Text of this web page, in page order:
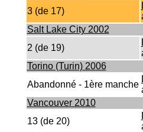
3 (de 17)
Salt Lake City 2002
2 (de 19)
Torino (Turin) 2006
Abandonné - 1ère manche
Vancouver 2010
13 (de 20)